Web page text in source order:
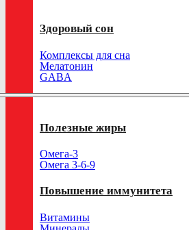
Здоровый сон
Комплексы для сна
Мелатонин
GABA
Полезные жиры
Омега-3
Омега 3-6-9
Повышение иммунитета
Витамины